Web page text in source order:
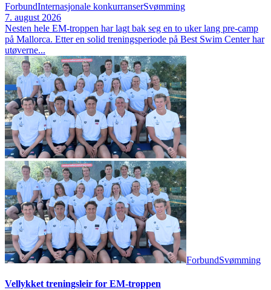
ForbundInternasjonale konkurranserSvømming
7. august 2026
Nesten hele EM‑troppen har lagt bak seg en to uker lang pre‑camp
på Mallorca. Etter en solid treningsperiode på Best Swim Center har
utøverne...
ForbundSvømming
Vellykket treningsleir for EM-troppen